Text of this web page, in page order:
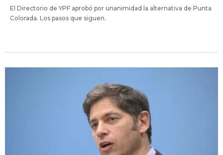
El Directorio de YPF aprobó por unanimidad la alternativa de Punta
Colorada. Los pasos que siguen.